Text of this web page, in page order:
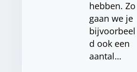
hebben. Zo
gaan we je
bijvoorbeel
d ook een
aantal…